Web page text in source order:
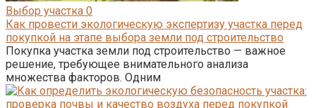
Выбор участка 0
Как провести экологическую экспертизу участка перед
покупкой на этапе выбора земли под строительство
Покупка участка земли под строительство — важное
решение, требующее внимательного анализа
множества факторов. Одним